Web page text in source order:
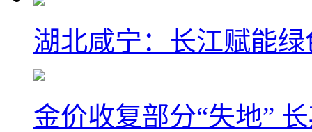
湖北咸宁：长江赋能
金价收复部分“失地”